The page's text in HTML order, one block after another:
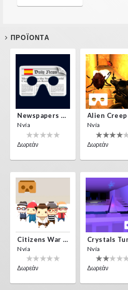
ΠΡΟΪΌΝΤΑ
Newspapers Spain VR
Nvía
Δωρεάν
Nvía
Δωρεάν
Citizens War VR
Nvía
Δωρεάν
Nvía
Δωρεάν